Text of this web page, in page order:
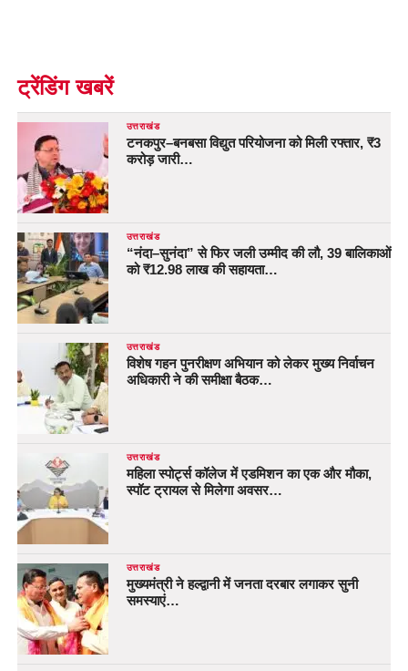
ट्रेंडिंग खबरें
उत्तराखंड
टनकपुर–बनबसा विद्युत परियोजना को मिली रफ्तार, ₹3
करोड़ जारी…
उत्तराखंड
“नंदा–सुनंदा” से फिर जली उम्मीद की लौ, 39 बालिकाओं
को ₹12.98 लाख की सहायता…
उत्तराखंड
विशेष गहन पुनरीक्षण अभियान को लेकर मुख्य निर्वाचन
अधिकारी ने की समीक्षा बैठक…
उत्तराखंड
महिला स्पोर्ट्स कॉलेज में एडमिशन का एक और मौका,
स्पॉट ट्रायल से मिलेगा अवसर…
उत्तराखंड
मुख्यमंत्री ने हल्द्वानी में जनता दरबार लगाकर सुनी
समस्याएं…